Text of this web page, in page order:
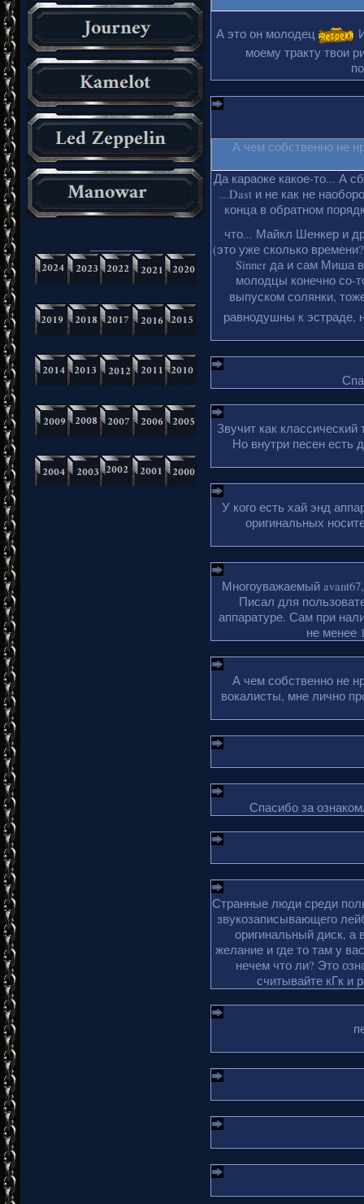
А это он молодец
моему тракту твои
А чем собственно не
Да караоке какое-то... А
...Dast и не как не
конца в обратном
что... Майкл Шенкер и
(это уже сколько
Sinner да и сам Миша
молодцы конечно со-
выпуском солянки,
равнодушны к эстраде,
Звучит как
Но внутри песен есть
У кого есть хай энд
оригинальных
Многоуважаемый
Писал для
аппаратуре. Сам при
не менее
А чем собственно не
вокалисты, мне лично
Спасибо за
Странные люди среди
звукозаписывающего
оригинальный диск, а
желание и где то там у
нечем что ли? Это
считывайте кГк и